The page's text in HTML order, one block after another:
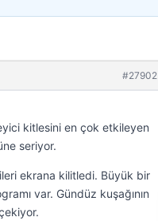
#27902
kitlesini en çok etkileyen
seriyor.
ekrana kilitledi. Büyük bir
var. Gündüz kuşağının